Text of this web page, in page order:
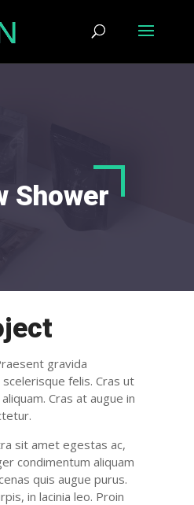
Shower
gravida
felis. Cras ut
Cras at augue in
sit amet egestas ac,
condimentum aliquam
quis augue purus.
in lacinia leo. Proin